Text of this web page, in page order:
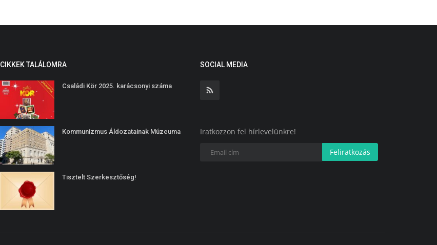
CIKKEK TALÁLOMRA
Családi Kör 2025. karácsonyi száma
Kommunizmus Áldozatainak Múzeuma
Tisztelt Szerkesztőség!
SOCIAL MEDIA
Iratkozzon fel hírlevelünkre!
Feliratkozás